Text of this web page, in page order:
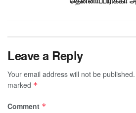
Leave a Reply
Your email address will not be published.
marked *
Comment *